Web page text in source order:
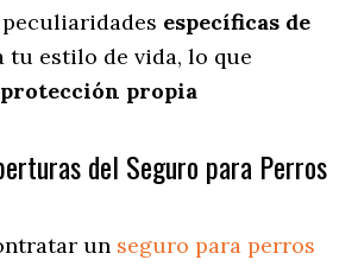
peculiaridades específicas de
tu estilo de vida, lo que
protección propia
del Seguro para Perros
un seguro para perros